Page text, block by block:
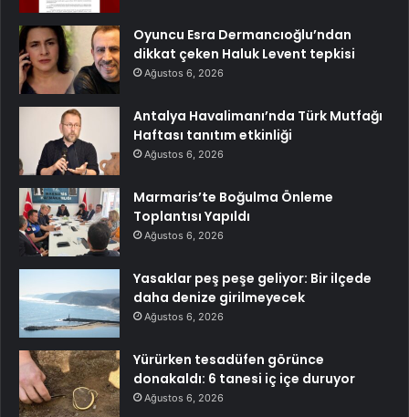
Oyuncu Esra Dermancıoğlu’ndan
dikkat çeken Haluk Levent tepkisi
Ağustos 6, 2026
Antalya Havalimanı’nda Türk Mutfağı
Haftası tanıtım etkinliği
Ağustos 6, 2026
Marmaris’te Boğulma Önleme
Toplantısı Yapıldı
Ağustos 6, 2026
Yasaklar peş peşe geliyor: Bir ilçede
daha denize girilmeyecek
Ağustos 6, 2026
Yürürken tesadüfen görünce
donakaldı: 6 tanesi iç içe duruyor
Ağustos 6, 2026